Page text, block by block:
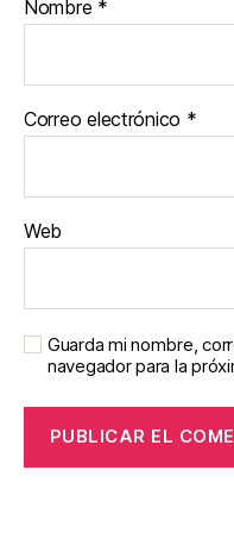
Nombre *
Correo electrónico *
Web
Guarda mi nombre,
navegador para la